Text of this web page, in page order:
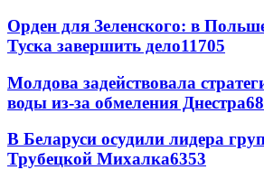
Орден для Зеленского: в
Туска завершить дело11705
Молдова задействовала
воды из-за обмеления Днестра
В Беларуси осудили лидера
Трубецкой Михалка6353